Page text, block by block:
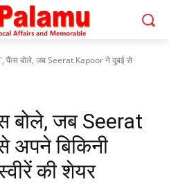
फैंस बोले, जब Seerat Kapoor ने दुबई से
बोले, जब Seerat
अपने बिकिनी
की शेयर